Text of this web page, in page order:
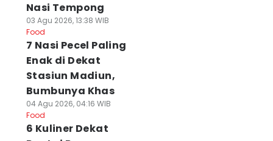
Nasi Tempong
03 Agu 2026, 13:38 WIB
Food
7 Nasi Pecel Paling
Enak di Dekat
Stasiun Madiun,
Bumbunya Khas
04 Agu 2026, 04:16 WIB
Food
6 Kuliner Dekat